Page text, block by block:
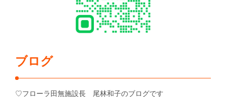
ブログ
♡フローラ田無施設長 尾林和子のブログです